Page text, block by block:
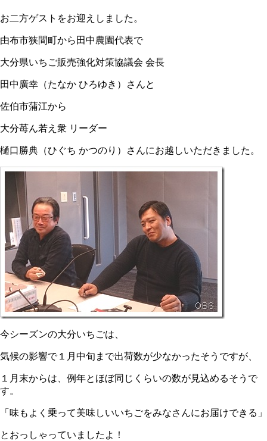
お二方ゲストをお迎えしました。
由布市狭間町から田中農園代表で
大分県いちご販売強化対策協議会 会長
田中廣幸（たなか ひろゆき）さんと
佐伯市蒲江から
大分苺ん若え衆 リーダー
樋口勝典（ひぐち かつのり）さんにお越しいただきました。
今シーズンの大分いちごは、
気候の影響で１月中旬まで出荷数が少なかったそうですが、
１月末からは、例年とほぼ同じくらいの数が見込めるそうで
す。
「味もよく乗って美味しいいちごをみなさんにお届けできる」
とおっしゃっていましたよ！